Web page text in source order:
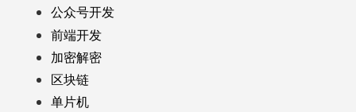
公众号开发
前端开发
加密解密
区块链
单片机